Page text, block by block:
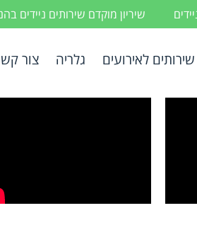
שיריון מוקדם שירותים ניידים
לאירועים גלריה צור